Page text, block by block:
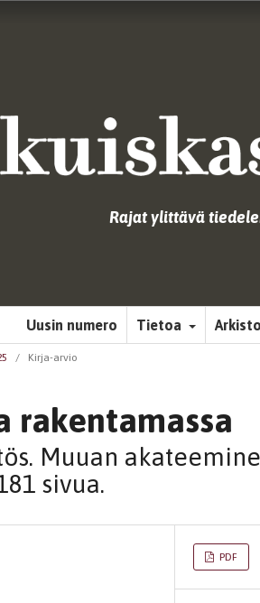
Rajat ylittävä
Uusin numero Tietoa
/ Kirja-arvio
rakentamassa
Muuan
sivua.
PDF